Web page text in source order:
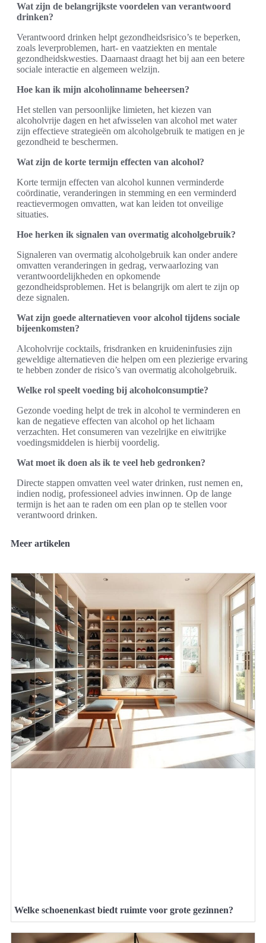
Wat zijn de belangrijkste voordelen van verantwoord
drinken?
Verantwoord drinken helpt gezondheidsrisico’s te beperken,
zoals leverproblemen, hart- en vaatziekten en mentale
gezondheidskwesties. Daarnaast draagt het bij aan een betere
sociale interactie en algemeen welzijn.
Hoe kan ik mijn alcoholinname beheersen?
Het stellen van persoonlijke limieten, het kiezen van
alcoholvrije dagen en het afwisselen van alcohol met water
zijn effectieve strategieën om alcoholgebruik te matigen en je
gezondheid te beschermen.
Wat zijn de korte termijn effecten van alcohol?
Korte termijn effecten van alcohol kunnen verminderde
coördinatie, veranderingen in stemming en een verminderd
reactievermogen omvatten, wat kan leiden tot onveilige
situaties.
Hoe herken ik signalen van overmatig alcoholgebruik?
Signaleren van overmatig alcoholgebruik kan onder andere
omvatten veranderingen in gedrag, verwaarlozing van
verantwoordelijkheden en opkomende
gezondheidsproblemen. Het is belangrijk om alert te zijn op
deze signalen.
Wat zijn goede alternatieven voor alcohol tijdens sociale
bijeenkomsten?
Alcoholvrije cocktails, frisdranken en kruideninfusies zijn
geweldige alternatieven die helpen om een plezierige ervaring
te hebben zonder de risico’s van overmatig alcoholgebruik.
Welke rol speelt voeding bij alcoholconsumptie?
Gezonde voeding helpt de trek in alcohol te verminderen en
kan de negatieve effecten van alcohol op het lichaam
verzachten. Het consumeren van vezelrijke en eiwitrijke
voedingsmiddelen is hierbij voordelig.
Wat moet ik doen als ik te veel heb gedronken?
Directe stappen omvatten veel water drinken, rust nemen en,
indien nodig, professioneel advies inwinnen. Op de lange
termijn is het aan te raden om een plan op te stellen voor
verantwoord drinken.
Meer artikelen
Welke schoenenkast biedt ruimte voor grote gezinnen?